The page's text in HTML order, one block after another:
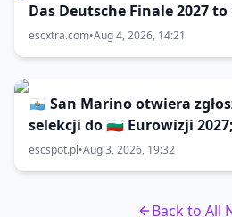
Das Deutsche Finale 2027
escxtra.com•Aug 4, 2026, 14:21
🇸🇲 San Marino otwiera
selekcji do 🇧🇬 Eurowizji
escspot.pl•Aug 3, 2026, 19:32
Back to All